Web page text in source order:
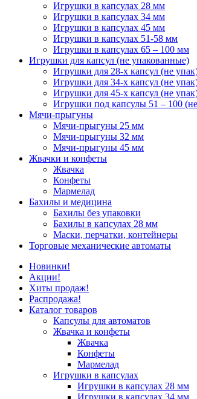
Игрушки в капсулах 28 мм
Игрушки в капсулах 34 мм
Игрушки в капсулах 45 мм
Игрушки в капсулах 51-58 мм
Игрушки в капсулах 65 – 100 мм
Игрушки для капсул (не упакованные)
Игрушки для 28-х капсул (не
Игрушки для 34-х капсул (не
Игрушки для 45-х капсул (не
Игрушки под капсулы 51 – 100
Мячи-прыгуны
Мячи-прыгуны 25 мм
Мячи-прыгуны 32 мм
Мячи-прыгуны 45 мм
Жвачки и конфеты
Жвачка
Конфеты
Мармелад
Бахилы и медицина
Бахилы без упаковки
Бахилы в капсулах 28 мм
Маски, перчатки, контейнеры
Торговые механические автоматы
Новинки!
Акции!
Хиты продаж!
Распродажа!
Каталог товаров
Капсулы для автоматов
Жвачка и конфеты
Жвачка
Конфеты
Мармелад
Игрушки в капсулах
Игрушки в капсулах 28 мм
Игрушки в капсулах 34 мм